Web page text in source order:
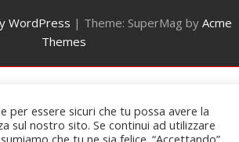
WordPress | Theme: SuperMag by Acme
Themes
per essere sicuri che tu possa avere la
sul nostro sito. Se continui ad utilizzare
che tu ne sia felice. “Accettando”,